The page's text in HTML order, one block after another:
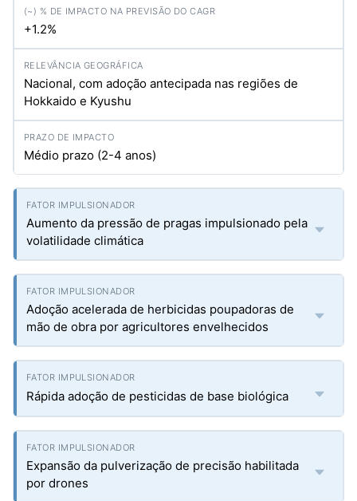
+1.2%
Nacional, com adoção antecipada nas regiões de
Hokkaido e Kyushu
Médio prazo (2-4 anos)
Aumento da pressão de pragas impulsionado pela
volatilidade climática
Adoção acelerada de herbicidas poupadoras de
mão de obra por agricultores envelhecidos
Rápida adoção de pesticidas de base biológica
Expansão da pulverização de precisão habilitada
por drones